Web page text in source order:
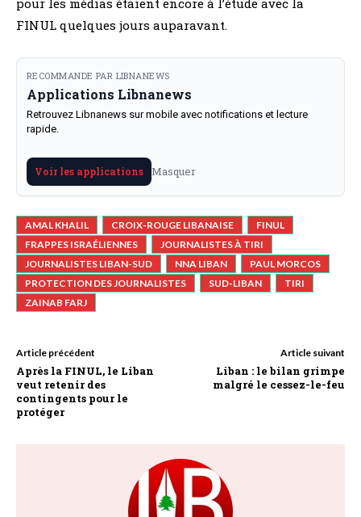
pour les médias étaient encore à l’étude avec la
FINUL quelques jours auparavant.
RECOMMANDE PAR LIBNANEWS
Applications Libnanews
Retrouvez Libnanews sur mobile avec notifications et lecture
rapide.
Voir les applications Masquer
AMAL KHALIL CROIX-ROUGE LIBANAISE
FINUL
FRAPPES ISRAÉLIENNES
JOURNALISTES À TIRI
JOURNALISTES LIBAN-SUD
NNA LIBAN
PAUL MORCOS
PROTECTION DES JOURNALISTES
SUD-LIBAN
TIRI
ZAINAB FARJ
Article précédent
Après la FINUL, le Liban
veut retenir des
contingents pour le
protéger
Article suivant
Liban : le bilan grimpe
malgré le cessez-le-feu